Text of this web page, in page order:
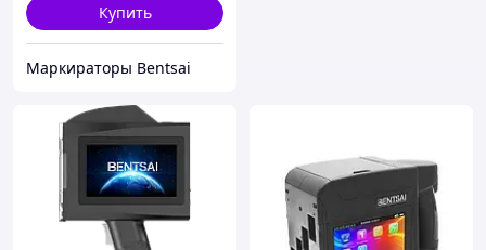
Купить
Маркираторы Bentsai